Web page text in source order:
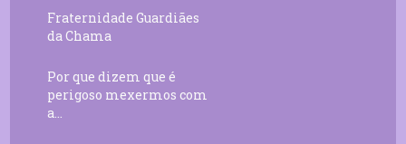
Fraternidade Guardiães
da Chama
Por que dizem que é
perigoso mexermos com
a...